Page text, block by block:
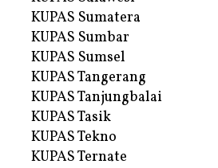
KUPAS Sumatera
KUPAS Sumbar
KUPAS Sumsel
KUPAS Tangerang
KUPAS Tanjungbalai
KUPAS Tasik
KUPAS Tekno
KUPAS Ternate